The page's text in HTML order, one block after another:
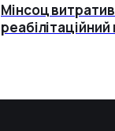
Мінсоц